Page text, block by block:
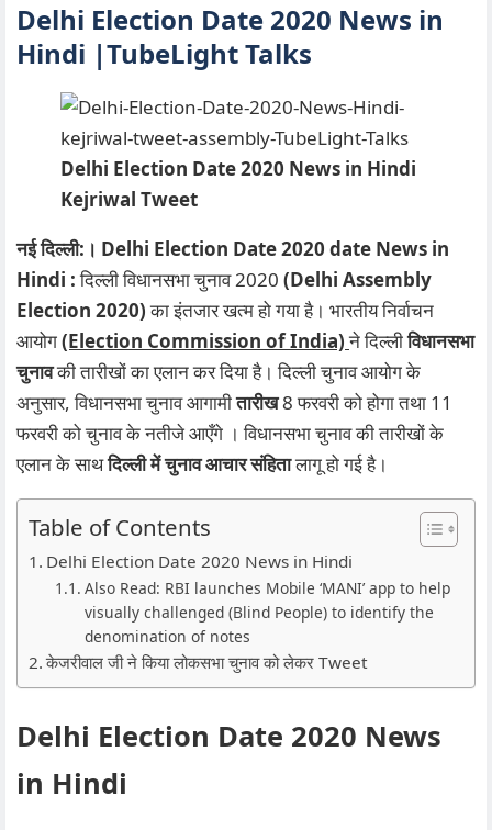
Delhi Election Date 2020 News in
Hindi |TubeLight Talks
Delhi Election Date 2020 News in Hindi
Kejriwal Tweet
नई दिल्ली:। Delhi Election Date 2020 date News in
Hindi :दिल्ली विधानसभा चुनाव 2020 (Delhi Assembly
Election 2020)का इंतजार खत्म हो गया है। भारतीय निर्वाचन
आयोग(Election Commission of India)ने दिल्लीविधानसभा
चुनावकी तारीखों का एलान कर दिया है। दिल्ली चुनाव आयोग के
अनुसार, विधानसभा चुनाव आगामीतारीख8 फरवरी को होगा तथा 11
फरवरी को चुनाव के नतीजे आएँगे । विधानसभा चुनाव की तारीखों के
एलान के साथदिल्ली में चुनाव आचार संहितालागू हो गई है।
Table of Contents
Delhi Election Date 2020 News in Hindi
Also Read: RBI launches Mobile ‘MANI’ app to help
visually challenged (Blind People) to identify the
denomination of notes
केजरीवाल जी ने किया लोकसभा चुनाव को लेकर Tweet
Delhi Election Date 2020 News
in Hindi